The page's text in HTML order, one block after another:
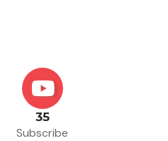
35
Subscribe